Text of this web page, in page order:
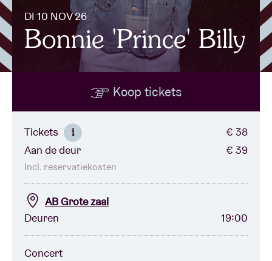
AB ❤ you
BRDCST
ABtv
Concertcheque
Over AB
DI 10 NOV 26
Bonnie 'Prince' Billy
Koop tickets
Tickets i
€ 38
Aan de deur
€ 39
Incl. reservatiekosten
AB Grote zaal
Deuren
19:00
Concert